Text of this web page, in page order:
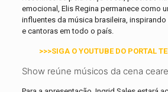
emocional, Elis Regina permanece como
influentes da música brasileira,
e cantoras em todo o país.
>>>SIGA O YOUTUBE DO PORTAL
Show reúne músicos da cena